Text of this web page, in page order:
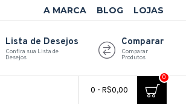
A MARCA BLOG LOJAS
Lista de Desejos
Confira sua Lista de
Desejos
Comparar
Comparar
Produtos
0 - R$0,00
0